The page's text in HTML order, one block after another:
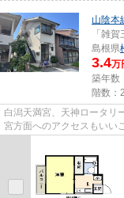
山陰本
「雑
島根県
3.4万
築年数
階数：
白潟天満宮、天神ロータリ
宮方面へのアクセスもいい